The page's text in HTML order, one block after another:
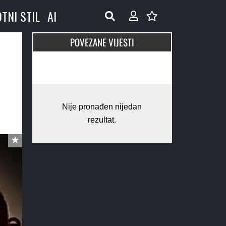
STIL AI
POVEZANE VIJESTI
Nije pronađen nijedan
rezultat.